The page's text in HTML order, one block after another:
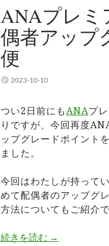
ANAプレミ
偶者アップ
便
2023-10-10
つい2日前にもANAプ
りですが、今回再度
ップグレードポイント
ました。
今回はわたしが持って
めて配偶者のアップグ
方法についてもご紹介
続きを読む ANAプレミ
→